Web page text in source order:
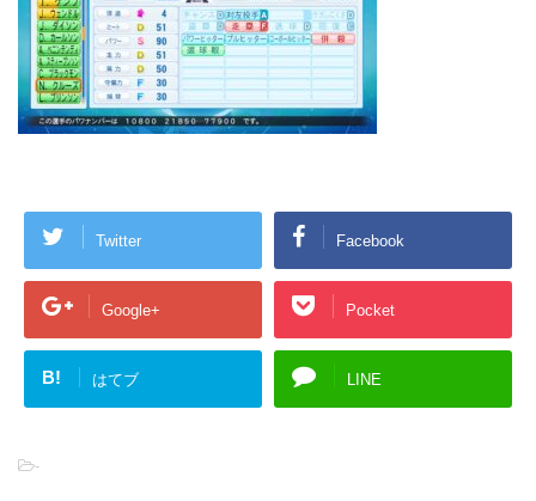
Twitter Facebook
Google+ Pocket
B! はてブ LINE
-